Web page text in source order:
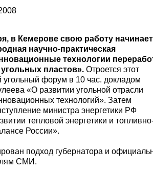
в Кемерове свою работу начинает
научно-практическая
технологии
угольных пластов». Отроется этот
угольный форум в 10 час. докладом
«О развитии угольной отрасли
технологий». Затем
министра энергетики РФ
тепловой энергетики и
России».
подход губернатора и
СМИ.